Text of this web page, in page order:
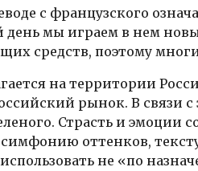
с французского
мы играем в нем
средств, поэтому
на территории
рынок. В связи
Страсть и эмоции
оттенков,
не «по